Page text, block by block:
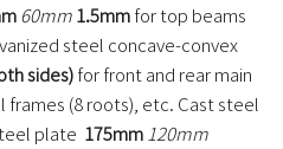
60mm1.5mmfor top beams
steel concave-convex
sides)for front and rear main
frames (8 roots), etc. Cast steel
plate 175mm120mm